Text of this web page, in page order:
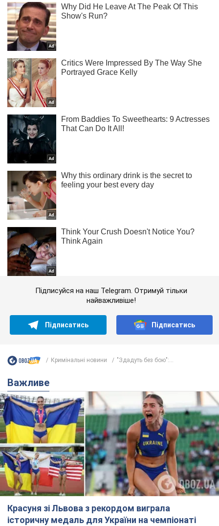
Підписуйся на наш Telegram. Отримуй тільки
найважливіше!
Підписатись Підписатись
Кримінальні новини "Здадуть без бою":...
Важливе
Красуня зі Львова з рекордом виграла
історичну медаль для України на чемпіонаті